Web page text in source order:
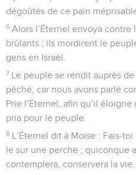
dégoûtés de ce pain
6 Alors l’Éternel envoya
brûlants ; ils mordirent le
gens en Israël.
7 Le peuple se rendit auprès
péché, car nous avons parlé
Prie l’Éternel, afin qu’il
pria pour le peuple.
8 L’Éternel dit à Moïse : Fais-
le sur une perche ; quiconque
contemplera, conservera la vie.